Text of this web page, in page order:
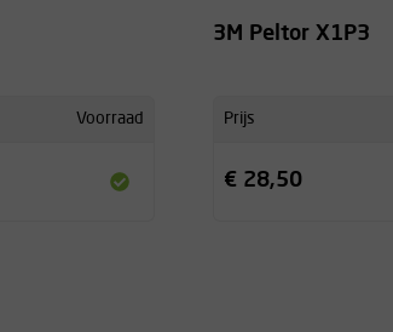
Voorraad
3M Peltor X1P3
Prijs
€ 28,50